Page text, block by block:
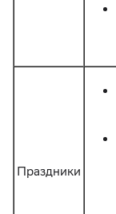
Праздники